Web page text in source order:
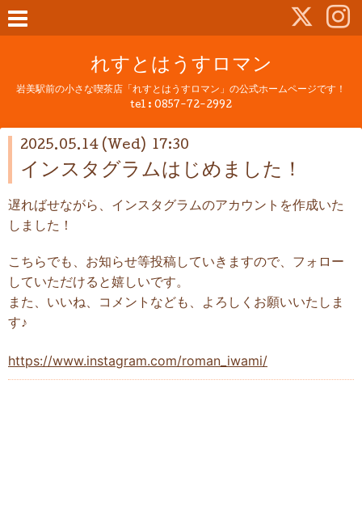
れすとはうすロマン
岩美駅前の小さな喫茶店「れすとはうすロマン」の公式ホームページです！
tel : 0857-72-2992
2025.05.14 (Wed) 17:30
インスタグラムはじめました！
遅ればせながら、インスタグラムのアカウントを作成いた
しました！
こちらでも、お知らせ等投稿していきますので、フォロー
していただけると嬉しいです。
また、いいね、コメントなども、よろしくお願いいたしま
す♪
https://www.instagram.com/roman_iwami/